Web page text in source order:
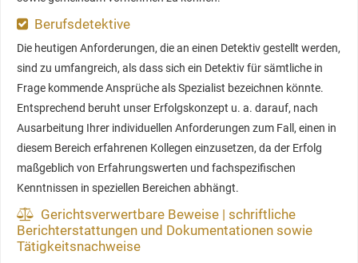
Berufsdetektive
Die heutigen Anforderungen, die an einen Detektiv gestellt werden,
sind zu umfangreich, als dass sich ein Detektiv für sämtliche in
Frage kommende Ansprüche als Spezialist bezeichnen könnte.
Entsprechend beruht unser Erfolgskonzept u. a. darauf, nach
Ausarbeitung Ihrer individuellen Anforderungen zum Fall, einen in
diesem Bereich erfahrenen Kollegen einzusetzen, da der Erfolg
maßgeblich von Erfahrungswerten und fachspezifischen
Kenntnissen in speziellen Bereichen abhängt.
Gerichtsverwertbare Beweise | schriftliche
Berichterstattungen und Dokumentationen sowie
Tätigkeitsnachweise